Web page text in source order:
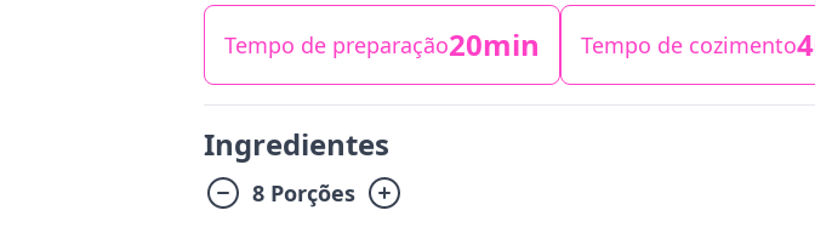
Tempo de preparação20min Tempo de cozimento
Ingredientes
8 Porções